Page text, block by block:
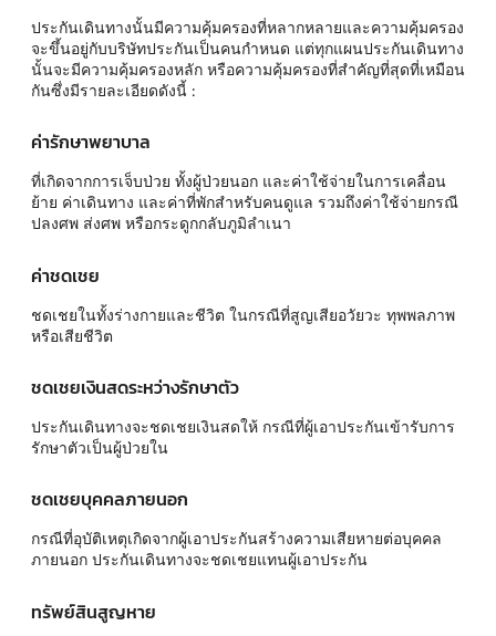
ประกันเดินทางนั้นมีความคุ้มครองที่หลากหลายและความคุ้มครอง
จะขึ้นอยู่กับบริษัทประกันเป็นคนกำหนด แต่ทุกแผนประกันเดินทาง
นั้นจะมีความคุ้มครองหลัก หรือความคุ้มครองที่สำคัญที่สุดที่เหมือน
กันซึ่งมีรายละเอียดดังนี้ :
ค่ารักษาพยาบาล
ที่เกิดจากการเจ็บป่วย ทั้งผู้ป่วยนอก และค่าใช้จ่ายในการเคลื่อน
ย้าย ค่าเดินทาง และค่าที่พักสำหรับคนดูแล รวมถึงค่าใช้จ่ายกรณี
ปลงศพ ส่งศพ หรือกระดูกกลับภูมิลำเนา
ค่าชดเชย
ชดเชยในทั้งร่างกายและชีวิต ในกรณีที่สูญเสียอวัยวะ ทุพพลภาพ
หรือเสียชีวิต
ชดเชยเงินสดระหว่างรักษาตัว
ประกันเดินทางจะชดเชยเงินสดให้ กรณีที่ผู้เอาประกันเข้ารับการ
รักษาตัวเป็นผู้ป่วยใน
ชดเชยบุคคลภายนอก
กรณีที่อุบัติเหตุเกิดจากผู้เอาประกันสร้างความเสียหายต่อบุคคล
ภายนอก ประกันเดินทางจะชดเชยแทนผู้เอาประกัน
ทรัพย์สินสูญหาย